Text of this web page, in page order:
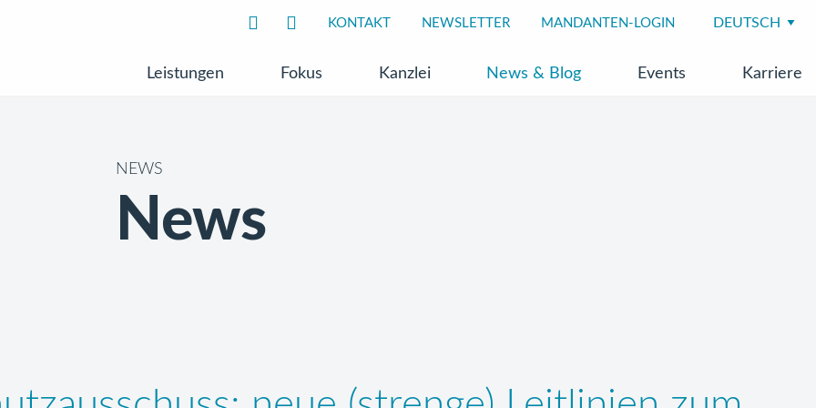
KONTAKT NEWSLETTER MANDANTEN-LOGIN
Leistungen Fokus Kanzlei News & Blog Events Karriere
NEWS
News